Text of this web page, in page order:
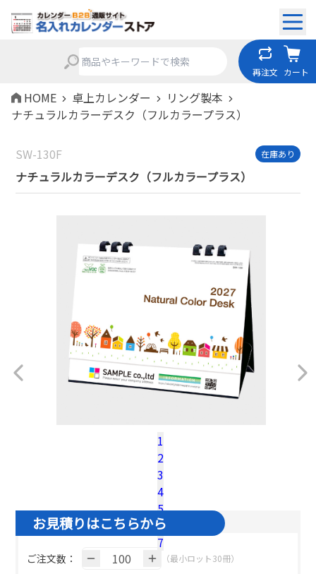
再注文 カート
HOME 卓上カレンダー
リング製本
ナチュラルカラーデスク（フルカラープラス）
SW-130F 在庫あり
ナチュラルカラーデスク（フルカラープラス）
1
2
3
4
5
6
7
税込100冊参考単価：
名入れ基本色１色の場合の単価です。
お見積りはこちらから
ご注文数： （最小ロット30冊）